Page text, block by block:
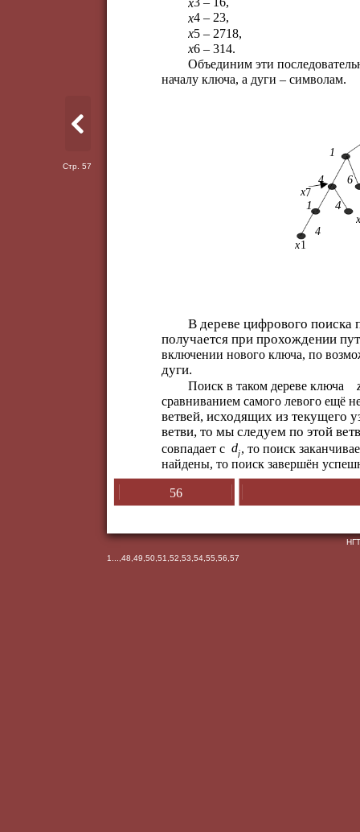
56
х4 – 23,
х5 – 2718,
х6 – 314.
Объединим эти
началу ключа, а дуги – символам.
1
4
6
х7
1 4
x
4
x1
В дереве цифрового поиска
получается при прохождении
включении нового ключа, по
дуги.
Поиск в таком дереве ключа
сравниванием самого левого ещё
ветвей, исходящих из текущего
ветви, то мы следуем по этой
совпадает с dj, то поиск
найдены, то поиск завершён
Стр. 57
1
48 49 50 51 52 53 54 55 56 57